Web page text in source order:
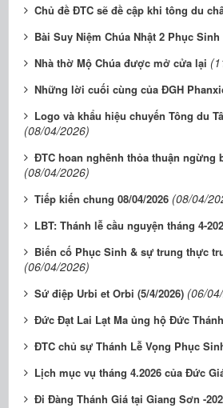
Chủ đề ĐTC sẽ đề cập khi tông du
Bài Suy Niệm Chúa Nhật 2 Phục Sinh
Nhà thờ Mộ Chúa được mở cửa lại
Những lời cuối cùng của ĐGH
Logo và khẩu hiệu chuyến Tông du
(08/04/2026)
ĐTC hoan nghênh thỏa thuận ngừng
(08/04/2026)
Tiếp kiến chung 08/04/2026 (08/04/
LBT: Thánh lễ cầu nguyện tháng 4-
Biến cố Phục Sinh & sự trung thực
(06/04/2026)
Sứ điệp Urbi et Orbi (5/4/2026) (06/
Đức Đạt Lai Lạt Ma ủng hộ Đức
ĐTC chủ sự Thánh Lễ Vọng Phục
Lịch mục vụ tháng 4.2026 của Đức
Đi Đàng Thánh Giá tại Giang Sơn -